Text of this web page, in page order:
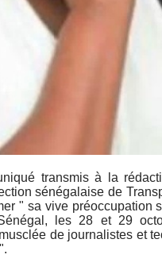
transmis à la
sénégalaise de
" sa vive préoccupation
les 28 et 29
musclée de journalistes et